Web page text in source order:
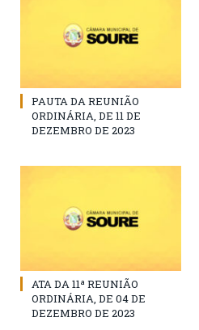
PAUTA DA REUNIÃO
ORDINÁRIA, DE 11 DE
DEZEMBRO DE 2023
ATA DA 11ª REUNIÃO
ORDINÁRIA, DE 04 DE
DEZEMBRO DE 2023